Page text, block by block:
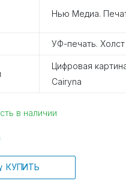
Нью Медиа.
УФ-печать. Холст
Цифровая
Cairyna
в наличии
КУПИТЬ